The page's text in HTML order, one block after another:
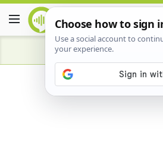
Advertisement